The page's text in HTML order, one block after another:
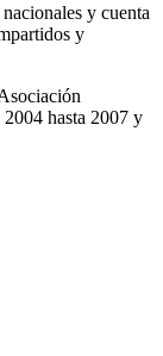
y cuenta
y
hasta 2007 y